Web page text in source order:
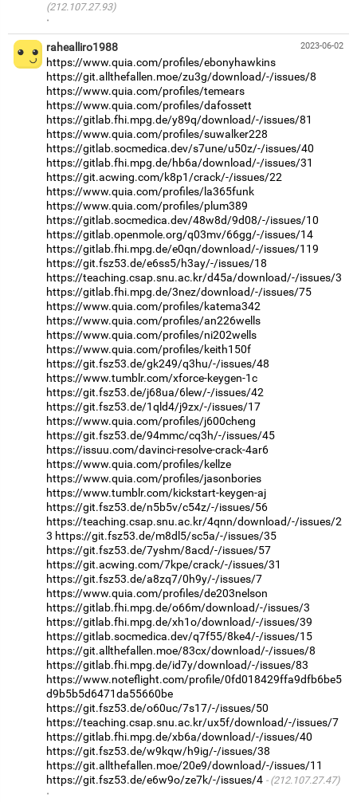
(212.107.27.93)
·
2023-06-02
rahealliro1988
https://www.quia.com/profiles/ebonyhawkins
https://git.allthefallen.moe/zu3g/download/-/issues/8
https://www.quia.com/profiles/temears
https://www.quia.com/profiles/dafossett
https://gitlab.fhi.mpg.de/y89q/download/-/issues/81
https://www.quia.com/profiles/suwalker228
https://gitlab.socmedica.dev/s7une/u50z/-/issues/40
https://gitlab.fhi.mpg.de/hb6a/download/-/issues/31
https://git.acwing.com/k8p1/crack/-/issues/22
https://www.quia.com/profiles/la365funk
https://www.quia.com/profiles/plum389
https://gitlab.socmedica.dev/48w8d/9d08/-/issues/10
https://gitlab.openmole.org/q03mv/66gg/-/issues/14
https://gitlab.fhi.mpg.de/e0qn/download/-/issues/119
https://git.fsz53.de/e6ss5/h3ay/-/issues/18
https://teaching.csap.snu.ac.kr/d45a/download/-/issues/3
https://gitlab.fhi.mpg.de/3nez/download/-/issues/75
https://www.quia.com/profiles/katema342
https://www.quia.com/profiles/an226wells
https://www.quia.com/profiles/ni202wells
https://www.quia.com/profiles/keith150f
https://git.fsz53.de/gk249/q3hu/-/issues/48
https://www.tumblr.com/xforce-keygen-1c
https://git.fsz53.de/j68ua/6lew/-/issues/42
https://git.fsz53.de/1qld4/j9zx/-/issues/17
https://www.quia.com/profiles/j600cheng
https://git.fsz53.de/94mmc/cq3h/-/issues/45
https://issuu.com/davinci-resolve-crack-4ar6
https://www.quia.com/profiles/kellze
https://www.quia.com/profiles/jasonbories
https://www.tumblr.com/kickstart-keygen-aj
https://git.fsz53.de/n5b5v/c54z/-/issues/56
https://teaching.csap.snu.ac.kr/4qnn/download/-/issues/2
3 https://git.fsz53.de/m8dl5/sc5a/-/issues/35
https://git.fsz53.de/7yshm/8acd/-/issues/57
https://git.acwing.com/7kpe/crack/-/issues/31
https://git.fsz53.de/a8zq7/0h9y/-/issues/7
https://www.quia.com/profiles/de203nelson
https://gitlab.fhi.mpg.de/o66m/download/-/issues/3
https://gitlab.fhi.mpg.de/xh1o/download/-/issues/39
https://gitlab.socmedica.dev/q7f55/8ke4/-/issues/15
https://git.allthefallen.moe/83cx/download/-/issues/8
https://gitlab.fhi.mpg.de/id7y/download/-/issues/83
https://www.noteflight.com/profile/0fd018429ffa9dfb6be5
d9b5b5d6471da55660be
https://git.fsz53.de/o60uc/7s17/-/issues/50
https://teaching.csap.snu.ac.kr/ux5f/download/-/issues/7
https://gitlab.fhi.mpg.de/xb6a/download/-/issues/40
https://git.fsz53.de/w9kqw/h9ig/-/issues/38
https://git.allthefallen.moe/20e9/download/-/issues/11
https://git.fsz53.de/e6w9o/ze7k/-/issues/4
(212.107.27.47)
·